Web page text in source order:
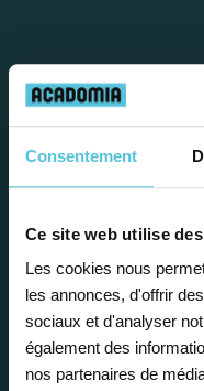
Consentement
Ce site web utilise
Les cookies nous
les annonces, d'offrir
sociaux et d'analyser
également des
nos partenaires de
Étape 1
Je vous
bilan
Gratuite et
première étape